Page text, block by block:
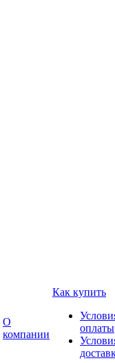
О
компании
Как купить
оплаты